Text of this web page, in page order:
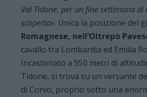
Val Tidone, per un fine settimana di
scoperta». Unica la posizione del
Romagnese, nell’Oltrepò
cavallo tra Lombardia ed Emilia
Incastonato a 950 metri di
Tidone, si trova su un versante
di Corvo, proprio sotto una